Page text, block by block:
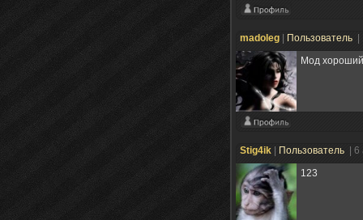
madoleg Пользователь
Мод хороший
Stig4ik Пользователь
|
123